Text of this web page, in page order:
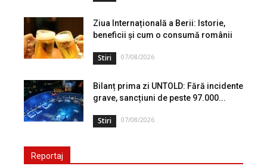
Ziua Internațională a Berii: Istorie,
beneficii și cum o consumă românii
Stiri 07/08/2026
Bilanț prima zi UNTOLD: Fără incidente
grave, sancțiuni de peste 97.000...
Stiri 07/08/2026
Reportaj